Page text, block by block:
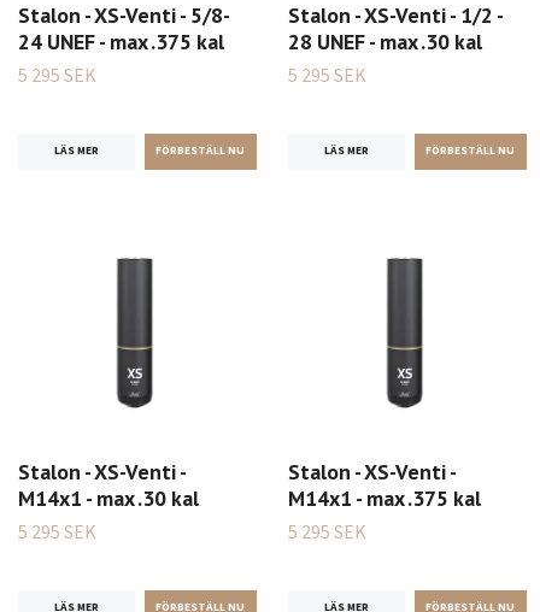
Stalon - XS-Venti - 5/8-
24 UNEF - max .375 kal
5 295 SEK
LÄS MER
Stalon - XS-Venti - 1/2 -
28 UNEF - max .30 kal
5 295 SEK
LÄS MER
Stalon - XS-Venti -
M14x1 - max .30 kal
5 295 SEK
LÄS MER
Stalon - XS-Venti -
M14x1 - max .375 kal
5 295 SEK
LÄS MER